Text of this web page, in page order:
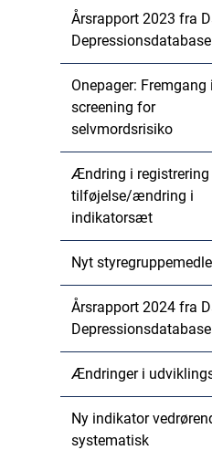
Årsrapport 2023 fra
Depressionsdatabase
Onepager: Fremgang i
screening for
selvmordsrisiko
Ændring i registrering
tilføjelse/ændring i
indikatorsæt
Nyt
Årsrapport 2024 fra
Depressionsdatabase
Ændringer i
Ny indikator
systematisk